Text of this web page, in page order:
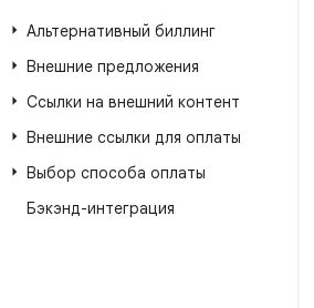
Альтернативный биллинг
Внешние предложения
Ссылки на внешний контент
Внешние ссылки для оплаты
Выбор способа оплаты
Бэкэнд-интеграция